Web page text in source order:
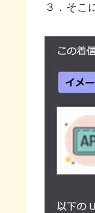
３．そこ